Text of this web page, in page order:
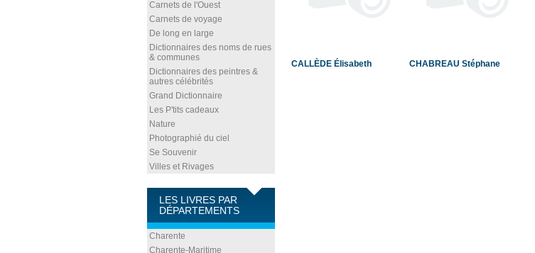
Carnets de l'Ouest
Carnets de voyage
De long en large
Dictionnaires des noms de rues
& communes
Dictionnaires des peintres &
autres célébrités
Grand Dictionnaire
Les P'tits cadeaux
Nature
Photographié du ciel
Se Souvenir
Villes et Rivages
LES LIVRES PAR
DÉPARTEMENTS
Charente
Charente-Maritime
CALLÈDE Élisabeth CHABREAU Stéphane